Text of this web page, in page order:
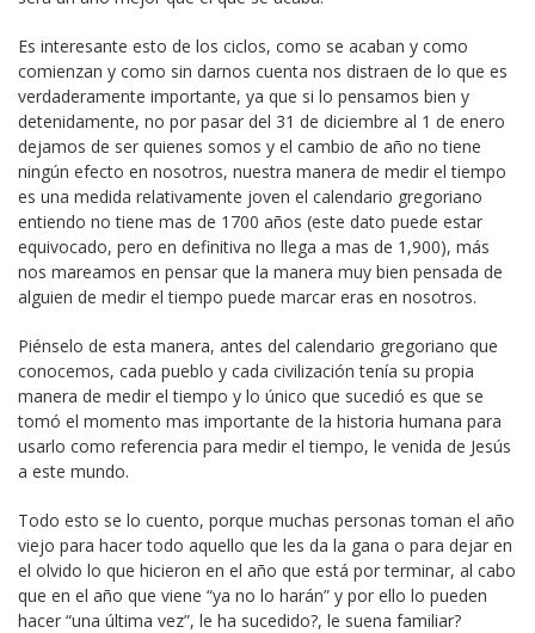
Es interesante esto de los ciclos, como se acaban y como
comienzan y como sin darnos cuenta nos distraen de lo que es
verdaderamente importante, ya que si lo pensamos bien y
detenidamente, no por pasar del 31 de diciembre al 1 de enero
dejamos de ser quienes somos y el cambio de año no tiene
ningún efecto en nosotros, nuestra manera de medir el tiempo
es una medida relativamente joven el calendario gregoriano
entiendo no tiene mas de 1700 años (este dato puede estar
equivocado, pero en definitiva no llega a mas de 1,900), más
nos mareamos en pensar que la manera muy bien pensada de
alguien de medir el tiempo puede marcar eras en nosotros.
Piénselo de esta manera, antes del calendario gregoriano que
conocemos, cada pueblo y cada civilización tenía su propia
manera de medir el tiempo y lo único que sucedió es que se
tomó el momento mas importante de la historia humana para
usarlo como referencia para medir el tiempo, le venida de Jesús
a este mundo.
Todo esto se lo cuento, porque muchas personas toman el año
viejo para hacer todo aquello que les da la gana o para dejar en
el olvido lo que hicieron en el año que está por terminar, al cabo
que en el año que viene “ya no lo harán” y por ello lo pueden
hacer “una última vez”, le ha sucedido?, le suena familiar?